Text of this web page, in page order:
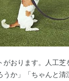
がおります。人工芝
うか」「ちゃんと清